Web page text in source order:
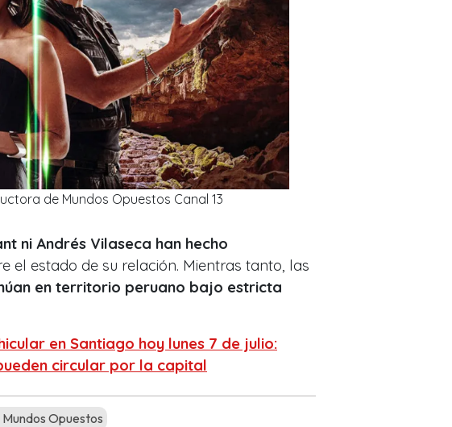
de Mundos Opuestos Canal 13
ni Andrés Vilaseca han hecho
el estado de su relación. Mientras tanto, las
en territorio peruano bajo estricta
en Santiago hoy lunes 7 de julio:
circular por la capital
Mundos Opuestos